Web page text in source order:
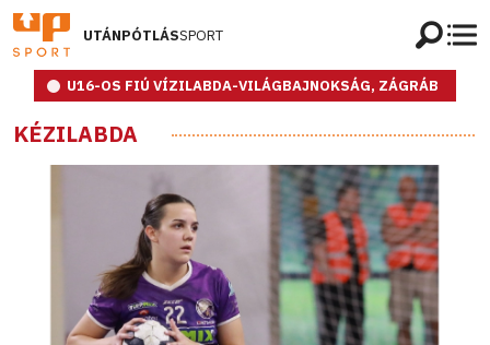
UTÁNPÓTLÁSSPORT
U16-OS FIÚ VÍZILABDA-VILÁGBAJNOKSÁG, ZÁGRÁB
KÉZILABDA